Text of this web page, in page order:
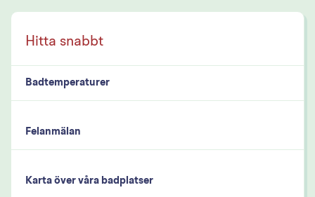
Badtemperaturer
Felanmälan
Karta över våra badplatser